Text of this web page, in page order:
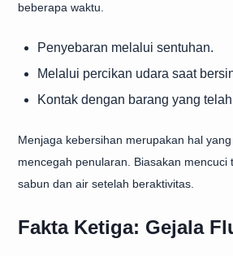
beberapa waktu.
Penyebaran melalui sentuhan.
Melalui percikan udara saat
Kontak dengan barang yang
Menjaga kebersihan merupakan hal
mencegah penularan. Biasakan mencuci
sabun dan air setelah beraktivitas.
Fakta Ketiga: Gejala